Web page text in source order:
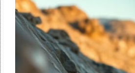
lesões
e
melhorar
sua
performance